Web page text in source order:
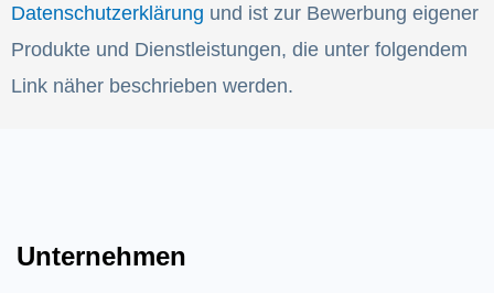
Datenschutzerklärung und ist zur Bewerbung eigener
Produkte und Dienstleistungen, die unter folgendem
Link näher beschrieben werden.
Unternehmen